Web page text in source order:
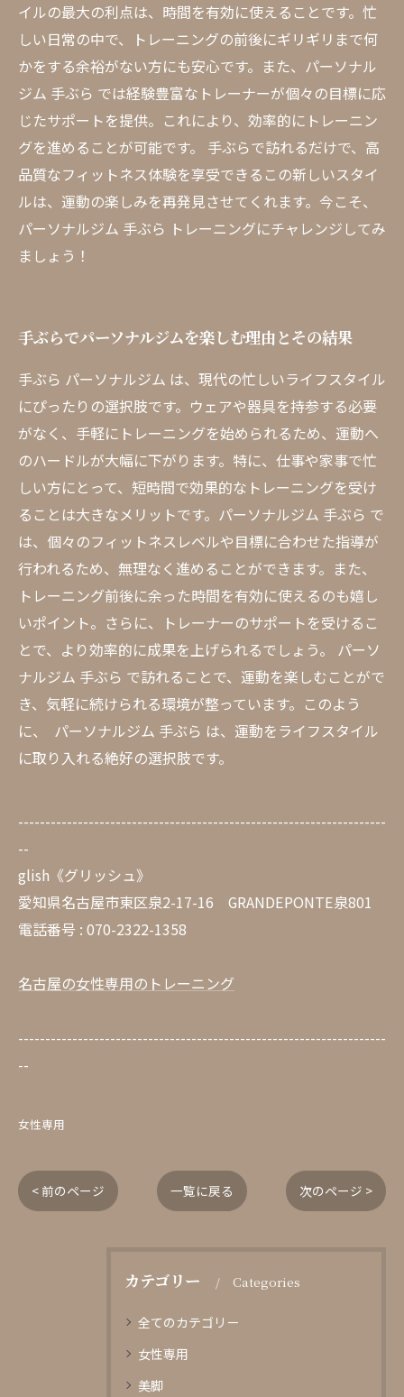
イルの最大の利点は、時間を有効に使えることです。忙
しい日常の中で、トレーニングの前後にギリギリまで何
かをする余裕がない方にも安心です。また、パーソナル
ジム 手ぶら では経験豊富なトレーナーが個々の目標に応
じたサポートを提供。これにより、効率的にトレーニン
グを進めることが可能です。 手ぶらで訪れるだけで、高
品質なフィットネス体験を享受できるこの新しいスタイ
ルは、運動の楽しみを再発見させてくれます。今こそ、
パーソナルジム 手ぶら トレーニングにチャレンジしてみ
ましょう！
手ぶらでパーソナルジムを楽しむ理由とその結果
手ぶら パーソナルジム は、現代の忙しいライフスタイル
にぴったりの選択肢です。ウェアや器具を持参する必要
がなく、手軽にトレーニングを始められるため、運動へ
のハードルが大幅に下がります。特に、仕事や家事で忙
しい方にとって、短時間で効果的なトレーニングを受け
ることは大きなメリットです。パーソナルジム 手ぶら で
は、個々のフィットネスレベルや目標に合わせた指導が
行われるため、無理なく進めることができます。また、
トレーニング前後に余った時間を有効に使えるのも嬉し
いポイント。さらに、トレーナーのサポートを受けるこ
とで、より効率的に成果を上げられるでしょう。 パーソ
ナルジム 手ぶら で訪れることで、運動を楽しむことがで
き、気軽に続けられる環境が整っています。このよう
に、 パーソナルジム 手ぶら は、運動をライフスタイル
に取り入れる絶好の選択肢です。
--------------------------------------------------------------------
--
glish《グリッシュ》
愛知県名古屋市東区泉2-17-16 GRANDEPONTE泉801
電話番号 : 070-2322-1358
名古屋の女性専用のトレーニング
--------------------------------------------------------------------
--
女性専用
< 前のページ 一覧に戻る 次のページ >
カテゴリー Categories
全てのカテゴリー
女性専用
美脚